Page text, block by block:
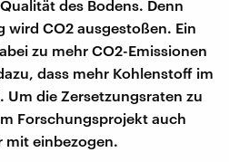
des Bodens. Denn
wird CO2 ausgestoßen. Ein
zu mehr CO2-Emissionen
dass mehr Kohlenstoff im
Um die Zersetzungsraten zu
Forschungsprojekt auch
mit einbezogen.